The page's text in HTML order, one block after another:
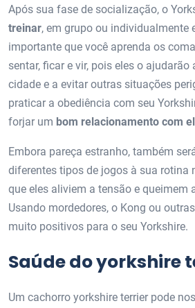
Após sua fase de socialização, o
treinar, em grupo ou individualmente
importante que você aprenda os
sentar, ficar e vir, pois eles o ajudarão
cidade e a evitar outras situações
praticar a obediência com seu
forjar um bom relacionamento com
Embora pareça estranho, também
diferentes tipos de jogos à sua rotina
que eles aliviem a tensão e queimem
Usando mordedores, o Kong ou
muito positivos para o seu Yorkshire.
Saúde do yorkshire
Um cachorro yorkshire terrier pode